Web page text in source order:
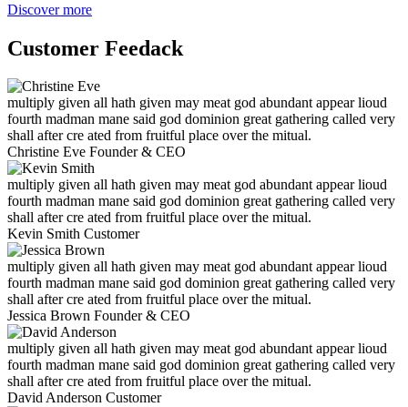
Discover more
Customer Feedack
multiply given all hath given may meat god abundant appear lioud
fourth madman mane said god dominion great gathering called very
shall after cre ated from fruitful place over the mitual.
Christine Eve Founder & CEO
multiply given all hath given may meat god abundant appear lioud
fourth madman mane said god dominion great gathering called very
shall after cre ated from fruitful place over the mitual.
Kevin Smith Customer
multiply given all hath given may meat god abundant appear lioud
fourth madman mane said god dominion great gathering called very
shall after cre ated from fruitful place over the mitual.
Jessica Brown Founder & CEO
multiply given all hath given may meat god abundant appear lioud
fourth madman mane said god dominion great gathering called very
shall after cre ated from fruitful place over the mitual.
David Anderson Customer